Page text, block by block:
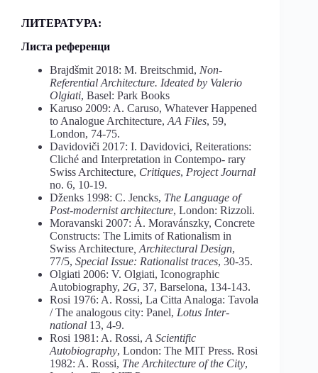
ЛИТЕРАТУРА:
Листа референци
Brajdšmit 2018: M. Breitschmid, Non-
Referential Architecture. Ideated by Valerio
Olgiati, Basel: Park Books
Karuso 2009: A. Caruso, Whatever Happened
to Analogue Architecture, AA Files, 59,
London, 74-75.
Davidoviči 2017: I. Davidovici, Reiterations:
Cliché and Interpretation in Contempo- rary
Swiss Architecture, Critiques, Project Journal
no. 6, 10-19.
Dženks 1998: C. Jencks, The Language of
Post-modernist architecture, London: Rizzoli.
Moravanski 2007: Á. Moravánszky, Concrete
Constructs: The Limits of Rationalism in
Swiss Architecture , Architectural Design,
77/5, Special Issue: Rationalist traces, 30-35.
Olgiati 2006: V. Olgiati, Iconographic
Autobiography, 2G, 37, Barselona, 134-143.
Rosi 1976: A. Rossi, La Citta Analoga: Tavola
/ The analogous city: Panel, Lotus Inter-
national 13, 4-9.
Rosi 1981: A. Rossi, A Scientific
Autobiography, London: The MIT Press. Rosi
1982: A. Rossi, The Architecture of the City,